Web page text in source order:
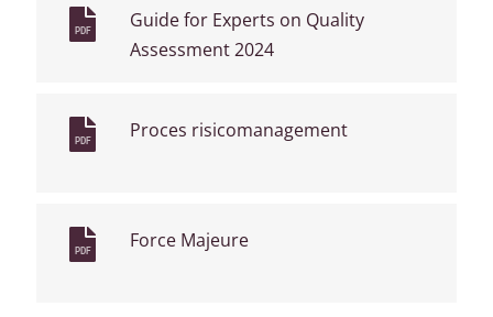
PDF
Guide for Experts on Quality
Assessment 2024
PDF Proces risicomanagement
PDF Force Majeure